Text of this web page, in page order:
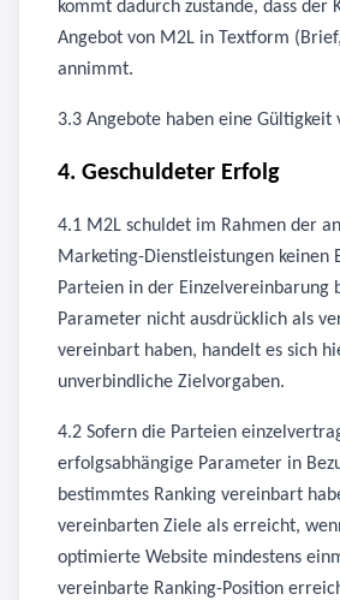
kommt dadurch zustande, dass der
Angebot von M2L in Textform
annimmt.
3.3 Angebote haben eine Gültigkeit
4. Geschuldeter Erfolg
4.1 M2L schuldet im Rahmen der
Marketing-Dienstleistungen keinen
Parteien in der Einzelvereinbarung
Parameter nicht ausdrücklich als
vereinbart haben, handelt es sich
unverbindliche Zielvorgaben.
4.2 Sofern die Parteien
erfolgsabhängige Parameter in
bestimmtes Ranking vereinbart
vereinbarten Ziele als erreicht,
optimierte Website mindestens
vereinbarte Ranking-Position